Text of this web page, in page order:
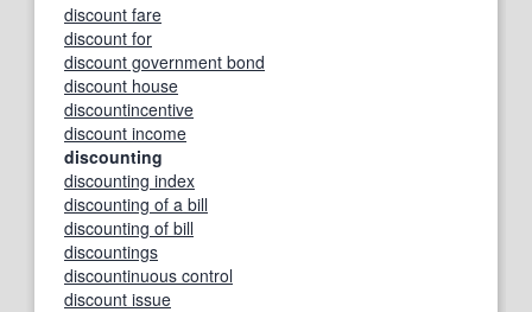
discount fare
discount for
discount government bond
discount house
discountincentive
discount income
discounting
discounting index
discounting of a bill
discounting of bill
discountings
discountinuous control
discount issue